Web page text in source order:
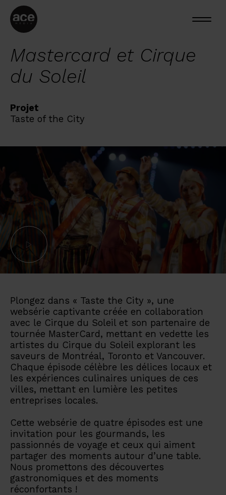
Mastercard et Cirque
du Soleil
Projet
Taste of the City
Plongez dans « Taste the City », une
websérie captivante créée en collaboration
avec le Cirque du Soleil et son partenaire de
tournée MasterCard, mettant en vedette les
artistes du Cirque du Soleil explorant les
saveurs de Montréal, Toronto et Vancouver.
Chaque épisode célèbre les délices locaux et
les expériences culinaires uniques de ces
villes, mettant en lumière les petites
entreprises locales.
Cette websérie de quatre épisodes est une
invitation pour les gourmands, les
passionnés de voyage et ceux qui aiment
partager des moments autour d’une table.
Nous promettons des découvertes
gastronomiques et des moments
réconfortants !